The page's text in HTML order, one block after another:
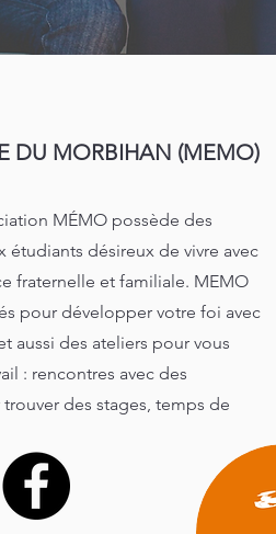
DU MORBIHAN (MEMO)
MÉMO possède des
étudiants désireux de vivre avec
fraternelle et familiale. MEMO
pour développer votre foi avec
aussi des ateliers pour vous
: rencontres avec des
des stages, temps de